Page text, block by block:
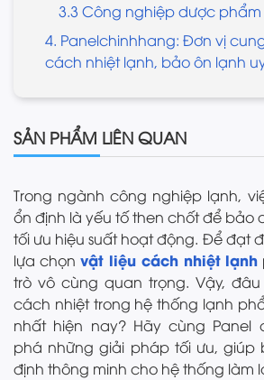
3.3 Công nghiệp dược
4. Panelchinhhang: Đơn vị
cách nhiệt lạnh, bảo ôn lạnh
SẢN PHẨM LIÊN QUAN
Trong ngành công nghiệp lạnh,
ổn định là yếu tố then chốt để bảo
tối ưu hiệu suất hoạt động. Để đạt
lựa chọn vật liệu cách nhiệt lạnh
trò vô cùng quan trọng. Vậy,
cách nhiệt trong hệ thống lạnh
nhất hiện nay? Hãy cùng Panel
phá những giải pháp tối ưu, giúp
định thông minh cho hệ thống làm